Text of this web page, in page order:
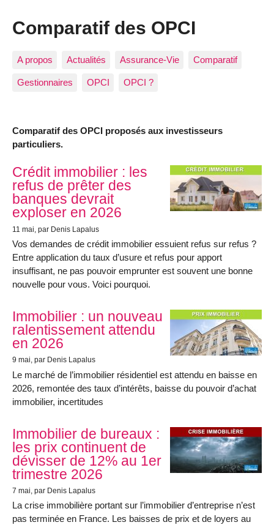
Comparatif des OPCI
A propos Actualités Assurance-Vie Comparatif
Gestionnaires OPCI OPCI ?
Comparatif des OPCI proposés aux investisseurs
particuliers.
Articles les plus récents
Crédit immobilier : les
refus de prêter des
banques devrait
exploser en 2026
11 mai , par Denis Lapalus
Vos demandes de crédit immobilier essuient refus sur refus ?
Entre application du taux d’usure et refus pour apport
insuffisant, ne pas pouvoir emprunter est souvent une bonne
nouvelle pour vous. Voici pourquoi.
Immobilier : un nouveau
ralentissement attendu
en 2026
9 mai, par Denis Lapalus
Le marché de l’immobilier résidentiel est attendu en baisse en
2026, remontée des taux d’intérêts, baisse du pouvoir d’achat
immobilier, incertitudes
Immobilier de bureaux :
les prix continuent de
dévisser de 12% au 1er
trimestre 2026
7 mai, par Denis Lapalus
La crise immobilière portant sur l’immobilier d’entreprise n’est
pas terminée en France. Les baisses de prix et de loyers au